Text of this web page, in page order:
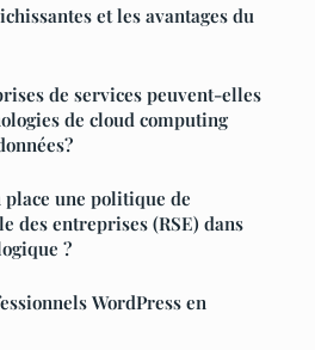
et les avantages du
de services peuvent-elles
de cloud computing
une politique de
des entreprises (RSE) dans
?
WordPress en